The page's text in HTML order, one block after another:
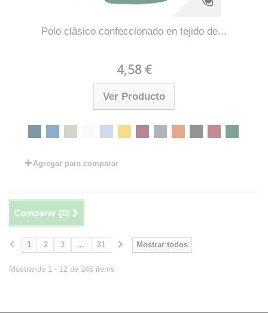
Polo clásico confeccionado en tejido de...
4,58 €
Ver Producto
Agregar para comparar
Comparar (0)
Mostrar todos
1 2 3 ... 21
Mostrando 1 - 12 de 246 items